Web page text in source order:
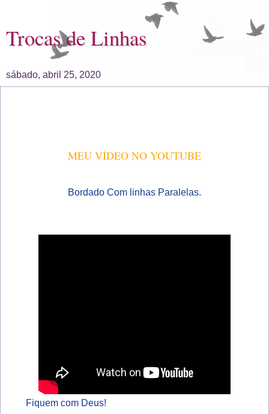
Trocas de Linhas
sábado, abril 25, 2020
MEU VÍDEO NO YOUTUBE
Bordado Com linhas Paralelas.
Fiquem com Deus!